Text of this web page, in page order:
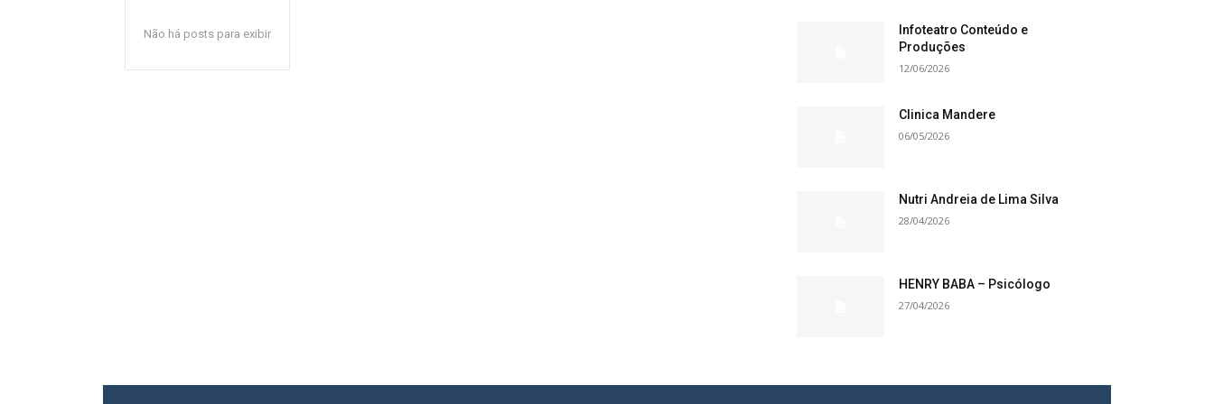
Não há posts para exibir
Infoteatro Conteúdo e
Produções
12/06/2026
Clinica Mandere
06/05/2026
Nutri Andreia de Lima Silva
28/04/2026
HENRY BABA – Psicólogo
27/04/2026